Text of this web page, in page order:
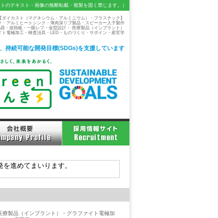
トのテキスト・画像の無断転載・複製を固く禁じます。）
イカスト（マグネシウム・アルミニウム）・プラスチック】
アルミヒートシンク・薄肉深リブ製品・スピーカー入子製作
器・放熱板・一眼レフ・金型設計・ 医療製品（インプラント）
ト電極加工・検査治具・LED・ものづくり・サポイン・産官学
持続可能な開発目標(SDGs)を支援しています
進めてまいります。
製品（インプラント）・グラファイト電極加